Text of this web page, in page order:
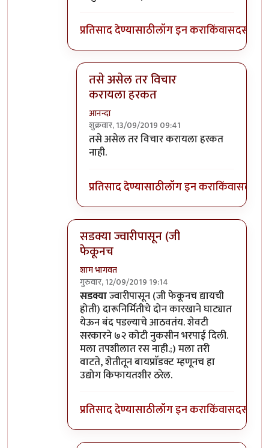
प्रतिसाद देण्यासाठीलॉग इन कराकिंवासदस्य व्हा
तसे असेल तर विचार
करायला हरकत
आनन्दा
शुक्रवार, 13/09/2019 09:41
In reply toआनंदाजीbyभंकस बाबा
तसे असेल तर विचार करायला हरकत
नाही.
प्रतिसाद देण्यासाठीलॉग इन कराकिंवासदस्य
सडक्या ज्वारीपासून (जी
फेकूनच
शाम भागवत
गुरुवार, 12/09/2019 19:14
In reply toतसा विषय नाही तो. उसापासुन
सडक्याज्वारीपासून (जी फेकूनच द्यायची
होती) दारूनिर्मितीचे दोन कारखाने घाट्यात
येऊन बंद पडल्याचे आठवतंय. शेवटी
सरकारने ७२ कोटी नुकसीन भरपाई दिली.
मला तपशीलात रस नाही.;) मला तरी
वाटते, शेतीतून बायप्राॅडक्ट म्हणूनच हा
उद्योग किफायतशीर ठरेल.
प्रतिसाद देण्यासाठीलॉग इन कराकिंवासदस्य व्हा